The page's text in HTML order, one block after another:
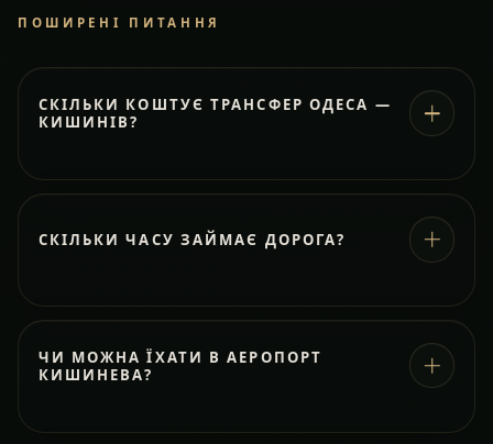
ПОШИРЕНІ ПИТАННЯ
СКІЛЬКИ КОШТУЄ ТРАНСФЕР ОДЕСА —
КИШИНІВ?
СКІЛЬКИ ЧАСУ ЗАЙМАЄ ДОРОГА?
ЧИ МОЖНА ЇХАТИ В АЕРОПОРТ
КИШИНЕВА?